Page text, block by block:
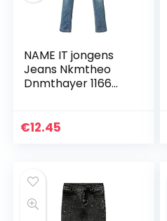
NAME IT jongens
Jeans Nkmtheo
Dnmthayer 1166
€12.45